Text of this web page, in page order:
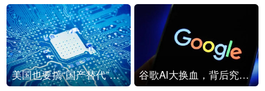
美国也要搞“国产替代”？先算清三笔账 谷歌AI大换血，背后究竟发生了什么？